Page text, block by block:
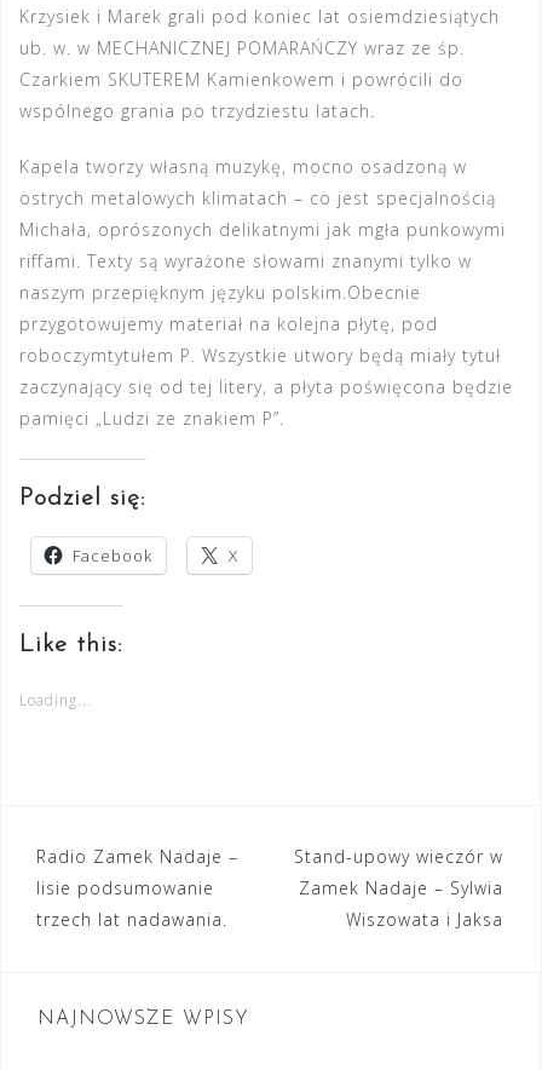
Krzysiek i Marek grali pod koniec lat osiemdziesiątych
ub. w. w MECHANICZNEJ POMARAŃCZY wraz ze śp.
Czarkiem SKUTEREM Kamienkowem i powrócili do
wspólnego grania po trzydziestu latach.
Kapela tworzy własną muzykę, mocno osadzoną w
ostrych metalowych klimatach – co jest specjalnością
Michała, oprószonych delikatnymi jak mgła punkowymi
riffami. Texty są wyrażone słowami znanymi tylko w
naszym przepięknym języku polskim.Obecnie
przygotowujemy materiał na kolejna płytę, pod
roboczymtytułem P. Wszystkie utwory będą miały tytuł
zaczynający się od tej litery, a płyta poświęcona będzie
pamięci „Ludzi ze znakiem P”.
Podziel się:
Facebook X
Like this:
Loading...
Nawigacja
wpisu
Radio Zamek Nadaje –
lisie podsumowanie
trzech lat nadawania.
Stand-upowy wieczór w
Zamek Nadaje – Sylwia
Wiszowata i Jaksa
NAJNOWSZE WPISY